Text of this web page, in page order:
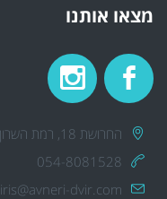
מצאו אותנו
החרושת 18, רמת השרון
054-8081528
iris@avneri-dvir.com